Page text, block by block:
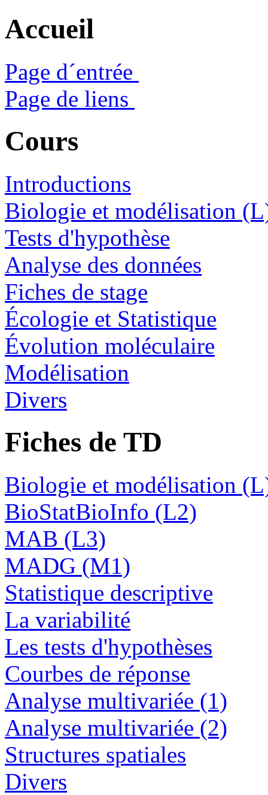
Accueil
Page d´entrée
Page de liens
Cours
Introductions
Biologie et modélisation
Tests d'hypothèse
Analyse des données
Fiches de stage
Écologie et Statistique
Évolution moléculaire
Modélisation
Divers
Fiches de TD
Biologie et modélisation
BioStatBioInfo (L2)
MAB (L3)
MADG (M1)
Statistique descriptive
La variabilité
Les tests d'hypothèses
Courbes de réponse
Analyse multivariée (1)
Analyse multivariée (2)
Structures spatiales
Divers